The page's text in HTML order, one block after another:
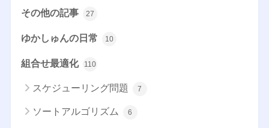
その他の記事 27
ゆかしゅんの日常 10
組合せ最適化 110
スケジューリング問題 7
ソートアルゴリズム 6